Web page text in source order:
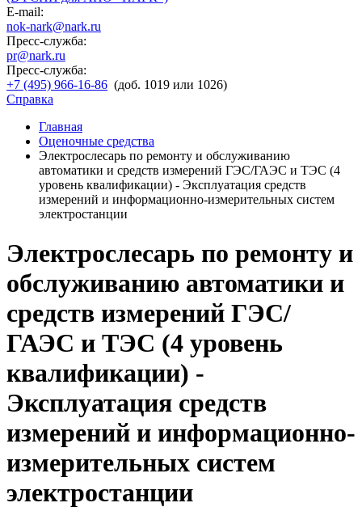
E-mail:
nok-nark@nark.ru
Пресс-служба:
pr@nark.ru
Пресс-служба:
+7 (495) 966-16-86 (доб. 1019 или 1026)
Справка
Главная
Оценочные средства
Электрослесарь по ремонту и обслуживанию
автоматики и средств измерений ГЭС/ГАЭС и ТЭС (4
уровень квалификации) - Эксплуатация средств
измерений и информационно-измерительных систем
электростанции
Электрослесарь по ремонту и
обслуживанию автоматики и
средств измерений ГЭС/
ГАЭС и ТЭС (4 уровень
квалификации) -
Эксплуатация средств
измерений и информационно-
измерительных систем
электростанции